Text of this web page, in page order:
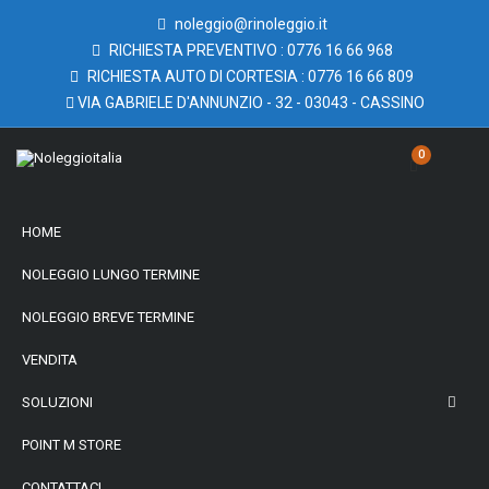
noleggio@rinoleggio.it
RICHIESTA PREVENTIVO : 0776 16 66 968
RICHIESTA AUTO DI CORTESIA : 0776 16 66 809
VIA GABRIELE D'ANNUNZIO - 32 - 03043 - CASSINO
0
HOME
NOLEGGIO LUNGO TERMINE
NOLEGGIO BREVE TERMINE
VENDITA
SOLUZIONI
POINT M STORE